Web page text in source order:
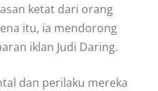
ketat dari orang
itu, ia mendorong
iklan Judi Daring.
dan perilaku mereka